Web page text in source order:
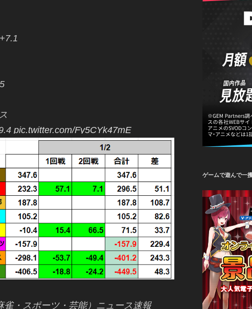
pic.twitter.com/Fy5CYk47mE
・スポーツ・芸能）ニュース速報
ゲームで遊んで一